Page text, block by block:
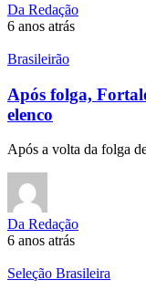
Da Redação
6 anos atrás
Brasileirão
Após folga,
elenco
Após a volta da folga
Da Redação
6 anos atrás
Seleção Brasileira